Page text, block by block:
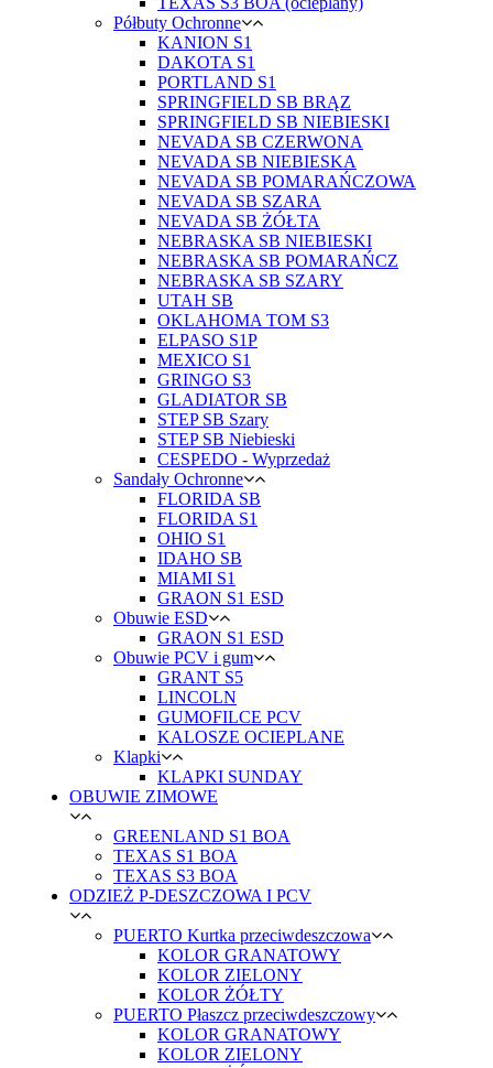
Półbuty Ochronne
KANION S1
DAKOTA S1
PORTLAND S1
SPRINGFIELD SB BRĄZ
SPRINGFIELD SB NIEBIESKI
NEVADA SB CZERWONA
NEVADA SB NIEBIESKA
NEVADA SB POMARAŃCZOWA
NEVADA SB SZARA
NEVADA SB ŻÓŁTA
NEBRASKA SB NIEBIESKI
NEBRASKA SB POMARAŃCZ
NEBRASKA SB SZARY
UTAH SB
OKLAHOMA TOM S3
ELPASO S1P
MEXICO S1
GRINGO S3
GLADIATOR SB
STEP SB Szary
STEP SB Niebieski
CESPEDO - Wyprzedaż
Sandały Ochronne
FLORIDA SB
FLORIDA S1
OHIO S1
IDAHO SB
MIAMI S1
GRAON S1 ESD
Obuwie ESD
GRAON S1 ESD
Obuwie PCV i gum
GRANT S5
LINCOLN
GUMOFILCE PCV
KALOSZE OCIEPLANE
Klapki
KLAPKI SUNDAY
OBUWIE ZIMOWE
GREENLAND S1 BOA
TEXAS S1 BOA
TEXAS S3 BOA
ODZIEŻ P-DESZCZOWA I PCV
PUERTO Kurtka przeciwdeszczowa
KOLOR GRANATOWY
KOLOR ZIELONY
KOLOR ŻÓŁTY
PUERTO Płaszcz przeciwdeszczowy
KOLOR GRANATOWY
KOLOR ZIELONY